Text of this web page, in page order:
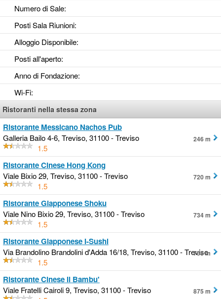
Numero di Sale:
Posti Sala Riunioni:
Alloggio Disponibile:
Posti all'aperto:
Anno di Fondazione:
Wi-Fi:
Ristoranti nella stessa zona
Ristorante Messicano Nachos Pub
Galleria Bailo 4-6, Treviso, 31100 - Treviso
1.5
246 m
Ristorante Cinese Hong Kong
Viale Bixio 29, Treviso, 31100 - Treviso
1.5
720 m
Ristorante Giapponese Shoku
Viale Nino Bixio 29, Treviso, 31100 - Treviso
1.5
734 m
Ristorante Giapponese I-Sushi
Via Brandolino Brandolini d'Adda 16/18, Treviso, 31100 - Treviso
1.5
758 m
Ristorante Cinese Il Bambu'
Viale Fratelli Cairoli 9, Treviso, 31100 - Treviso
875 m